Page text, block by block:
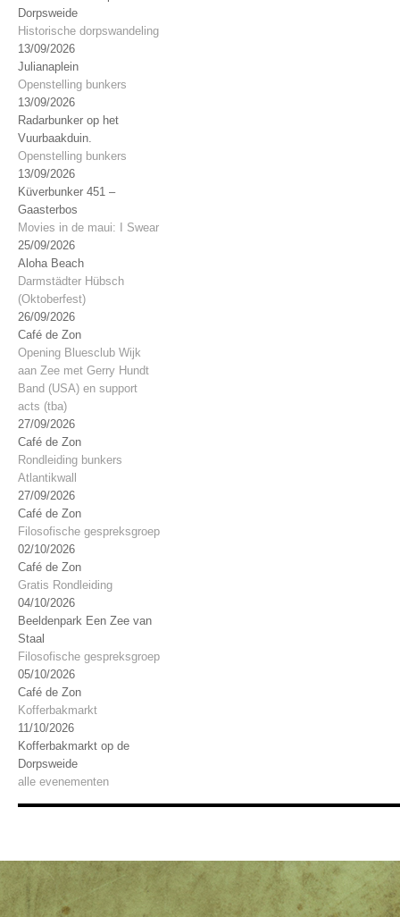
Dorpsweide
Historische dorpswandeling
13/09/2026
Julianaplein
Openstelling bunkers
13/09/2026
Radarbunker op het
Vuurbaakduin.
Openstelling bunkers
13/09/2026
Küverbunker 451 –
Gaasterbos
Movies in de maui: I Swear
25/09/2026
Aloha Beach
Darmstädter Hübsch
(Oktoberfest)
26/09/2026
Café de Zon
Opening Bluesclub Wijk
aan Zee met Gerry Hundt
Band (USA) en support
acts (tba)
27/09/2026
Café de Zon
Rondleiding bunkers
Atlantikwall
27/09/2026
Café de Zon
Filosofische gespreksgroep
02/10/2026
Café de Zon
Gratis Rondleiding
04/10/2026
Beeldenpark Een Zee van
Staal
Filosofische gespreksgroep
05/10/2026
Café de Zon
Kofferbakmarkt
11/10/2026
Kofferbakmarkt op de
Dorpsweide
alle evenementen